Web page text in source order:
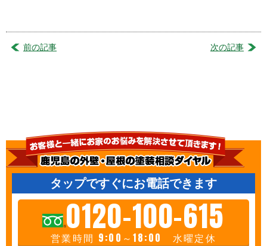
前の記事 次の記事
タップですぐにお電話できます
0120-100-615
営業時間 9:00～18:00 水曜定休